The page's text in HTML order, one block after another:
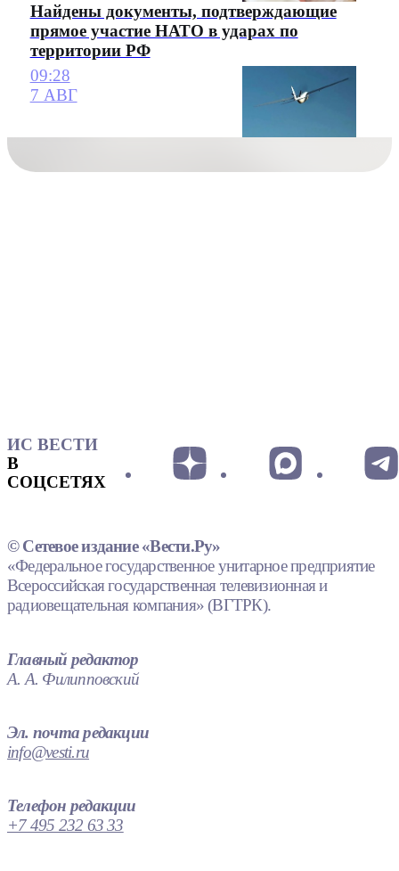
Найдены документы, подтверждающие
прямое участие НАТО в ударах по
территории РФ
09:28
7 АВГ
ИС ВЕСТИ
В
СОЦСЕТЯХ
© Сетевое издание «Вести.Ру»
«Федеральное государственное унитарное предприятие
Всероссийская государственная телевизионная и
радиовещательная компания» (ВГТРК).
Главный редактор
А. А. Филипповский
Эл. почта редакции
info@vesti.ru
Телефон редакции
+7 495 232 63 33